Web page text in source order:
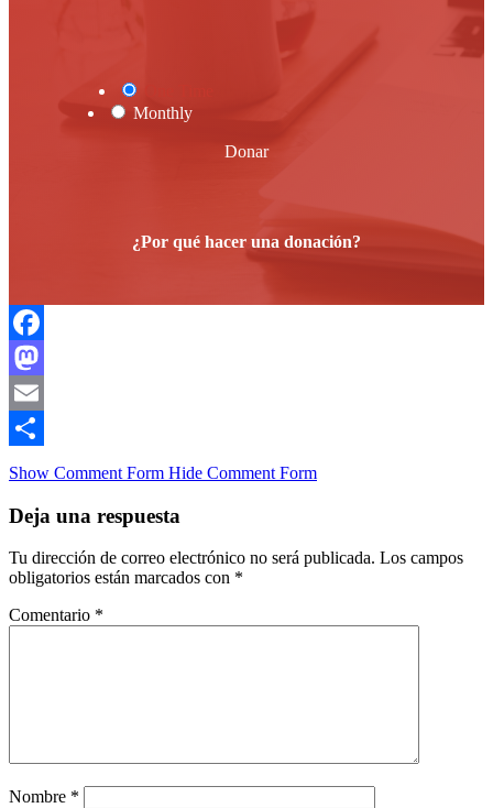
Monthly
Donar
¿Por qué hacer una donación?
Facebook
Mastodon
Email
Compartir
Show Comment Form Hide Comment Form
Deja una respuesta
Tu dirección de correo electrónico no será publicada. Los campos
obligatorios están marcados con *
Comentario *
Nombre *